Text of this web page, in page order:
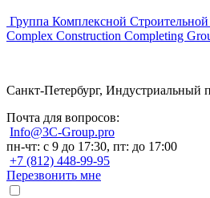
Группа Комплексной
Complex Construction Completing
Санкт-Петербург, Индустриальный
Почта для вопросов:
Info@3C-Group.pro
пн-чт: с 9 до 17:30, пт: до 17:00
+7 (812) 448-99-95
Перезвонить мне